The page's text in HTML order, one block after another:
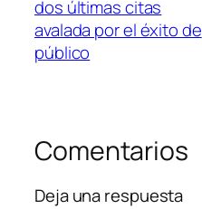
dos últimas citas
avalada por el éxito de
público
Comentarios
Deja una respuesta